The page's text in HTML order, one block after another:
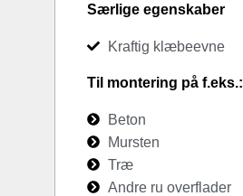
Særlige egenskaber
Kraftig klæbeevne
Til montering på f.eks.:
Beton
Mursten
Træ
Andre ru overflader